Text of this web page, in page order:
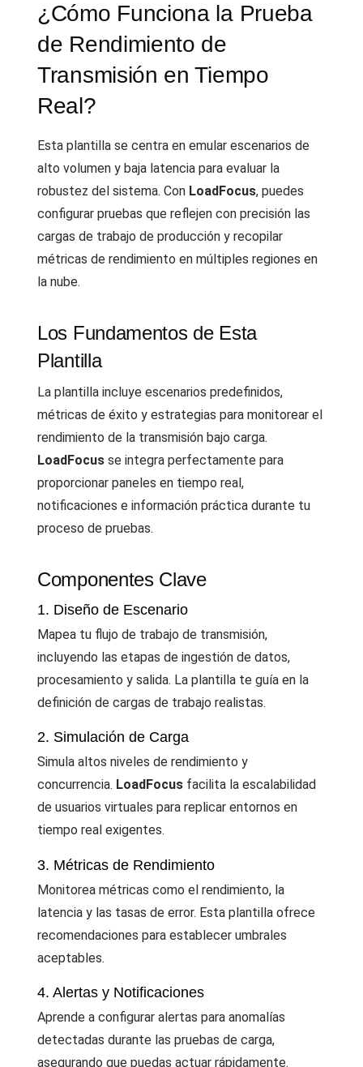
¿Cómo Funciona la Prueba
de Rendimiento de
Transmisión en Tiempo
Real?
Esta plantilla se centra en emular escenarios de
alto volumen y baja latencia para evaluar la
robustez del sistema. Con LoadFocus, puedes
configurar pruebas que reflejen con precisión las
cargas de trabajo de producción y recopilar
métricas de rendimiento en múltiples regiones en
la nube.
Los Fundamentos de Esta
Plantilla
La plantilla incluye escenarios predefinidos,
métricas de éxito y estrategias para monitorear el
rendimiento de la transmisión bajo carga.
LoadFocus se integra perfectamente para
proporcionar paneles en tiempo real,
notificaciones e información práctica durante tu
proceso de pruebas.
Componentes Clave
1. Diseño de Escenario
Mapea tu flujo de trabajo de transmisión,
incluyendo las etapas de ingestión de datos,
procesamiento y salida. La plantilla te guía en la
definición de cargas de trabajo realistas.
2. Simulación de Carga
Simula altos niveles de rendimiento y
concurrencia. LoadFocus facilita la escalabilidad
de usuarios virtuales para replicar entornos en
tiempo real exigentes.
3. Métricas de Rendimiento
Monitorea métricas como el rendimiento, la
latencia y las tasas de error. Esta plantilla ofrece
recomendaciones para establecer umbrales
aceptables.
4. Alertas y Notificaciones
Aprende a configurar alertas para anomalías
detectadas durante las pruebas de carga,
asegurando que puedas actuar rápidamente.